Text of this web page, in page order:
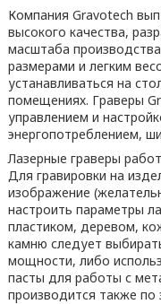
Компания Gravotech
высокого качества,
масштаба
размерами и легким
устанавливаться на
помещениях. Граверы
управлением и
энергопотреблением,
Лазерные граверы
Для гравировки на
изображение
настроить параметры
пластиком, деревом,
камню следует
мощности, либо
пасты для работы с
производится также